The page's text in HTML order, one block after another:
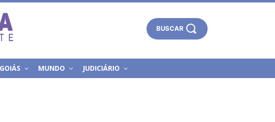
BUSCAR
GOIÁS MUNDO JUDICIÁRIO